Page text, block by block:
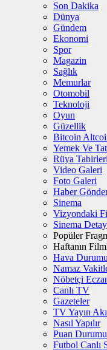
Son Dakika
Dünya
Gündem
Ekonomi
Spor
Magazin
Sağlık
Memurlar
Otomobil
Teknoloji
Oyun
Güzellik
Bitcoin
Yemek Ve
Rüya Tabirleri
Video Galeri
Foto Galeri
Haber
Sinema
Vizyondaki
Sinema Detay
Popüler
Haftanın
Hava Durumu
Namaz
Nöbetçi
Canlı TV
Gazeteler
TV Yayın
Nasıl Yapılır
Puan Durumu
Futbol Canlı